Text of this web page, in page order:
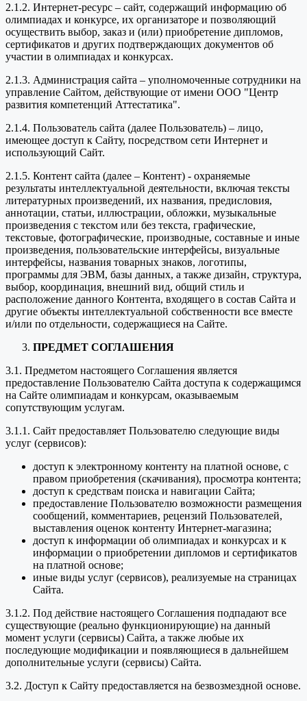
2.1.2. Интернет-ресурс – сайт, содержащий информацию об
олимпиадах и конкурсе, их организаторе и позволяющий
осуществить выбор, заказ и (или) приобретение дипломов,
сертификатов и других подтверждающих документов об
участии в олимпиадах и конкурсах.
2.1.3. Администрация сайта – уполномоченные сотрудники на
управление Сайтом, действующие от имени ООО "Центр
развития компетенций Аттестатика".
2.1.4. Пользователь сайта (далее Пользователь) – лицо,
имеющее доступ к Сайту, посредством сети Интернет и
использующий Сайт.
2.1.5. Контент сайта (далее – Контент) - охраняемые
результаты интеллектуальной деятельности, включая тексты
литературных произведений, их названия, предисловия,
аннотации, статьи, иллюстрации, обложки, музыкальные
произведения с текстом или без текста, графические,
текстовые, фотографические, производные, составные и иные
произведения, пользовательские интерфейсы, визуальные
интерфейсы, названия товарных знаков, логотипы,
программы для ЭВМ, базы данных, а также дизайн, структура,
выбор, координация, внешний вид, общий стиль и
расположение данного Контента, входящего в состав Сайта и
другие объекты интеллектуальной собственности все вместе
и/или по отдельности, содержащиеся на Сайте.
ПРЕДМЕТ СОГЛАШЕНИЯ
3.1. Предметом настоящего Соглашения является
предоставление Пользователю Сайта доступа к содержащимся
на Сайте олимпиадам и конкурсам, оказываемым
сопутствующим услугам.
3.1.1. Сайт предоставляет Пользователю следующие виды
услуг (сервисов):
доступ к электронному контенту на платной основе, с
правом приобретения (скачивания), просмотра контента;
доступ к средствам поиска и навигации Сайта;
предоставление Пользователю возможности размещения
сообщений, комментариев, рецензий Пользователей,
выставления оценок контенту Интернет-магазина;
доступ к информации об олимпиадах и конкурсах и к
информации о приобретении дипломов и сертификатов
на платной основе;
иные виды услуг (сервисов), реализуемые на страницах
Сайта.
3.1.2. Под действие настоящего Соглашения подпадают все
существующие (реально функционирующие) на данный
момент услуги (сервисы) Сайта, а также любые их
последующие модификации и появляющиеся в дальнейшем
дополнительные услуги (сервисы) Сайта.
3.2. Доступ к Сайту предоставляется на безвозмездной основе.